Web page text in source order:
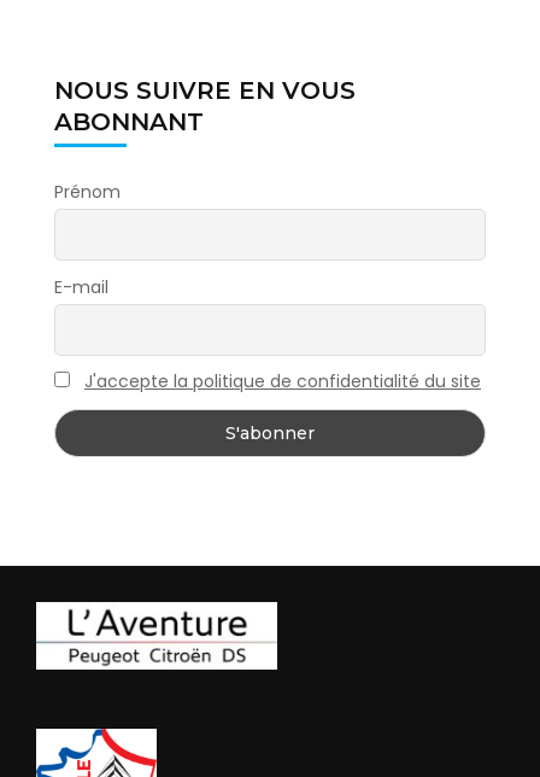
NOUS SUIVRE EN VOUS
ABONNANT
Prénom
E-mail
J'accepte la politique de confidentialité du site